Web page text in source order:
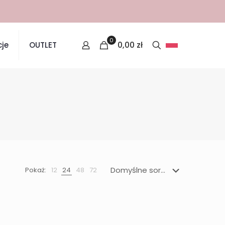
OUTLET 0 0,00 zł
Pokaż: 12 24 48 72